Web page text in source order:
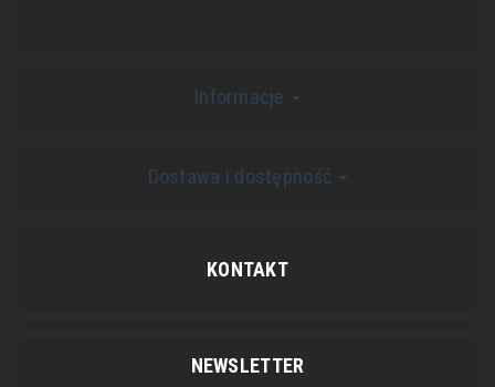
Informacje
Dostawa i dostępność
KONTAKT
NEWSLETTER